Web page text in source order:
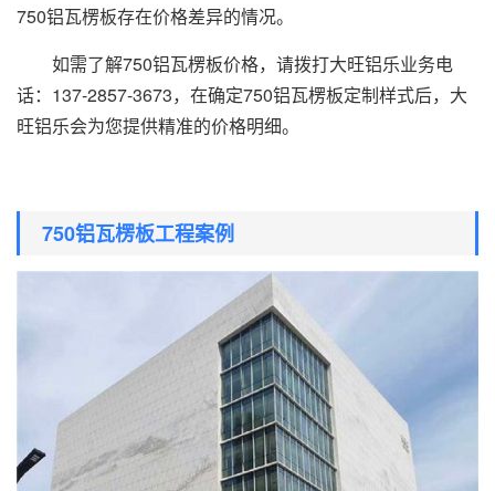
750铝瓦楞板存在价格差异的情况。
如需了解750铝瓦楞板价格，请拨打大旺铝乐业务电
话：137-2857-3673，在确定750铝瓦楞板定制样式后，大
旺铝乐会为您提供精准的价格明细。
750铝瓦楞板工程案例